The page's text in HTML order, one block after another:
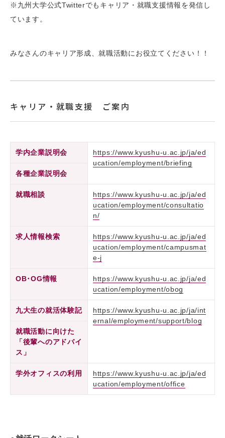
※九州大学公式Twitterでもキャリア・就職支援情報を発信し
ています。
みなさんのキャリア形成、就職活動にお役立てください！！
キャリア・就職支援 ご案内
学内企業説明会
https://www.kyushu-u.ac.jp/ja/ed
ucation/employment/briefing
各種企業説明会
就職相談
https://www.kyushu-u.ac.jp/ja/ed
ucation/employment/consultatio
n/
求人情報検索
https://www.kyushu-u.ac.jp/ja/ed
ucation/employment/campusmat
e-j
OB･OG情報
https://www.kyushu-u.ac.jp/ja/ed
ucation/employment/obog
九大生の就活体験記
https://www.kyushu-u.ac.jp/ja/int
ernal/employment/support/blog
就職活動に向けた
「後輩へのアドバイ
ス」
学外オフィスの利用
https://www.kyushu-u.ac.jp/ja/ed
ucation/employment/office